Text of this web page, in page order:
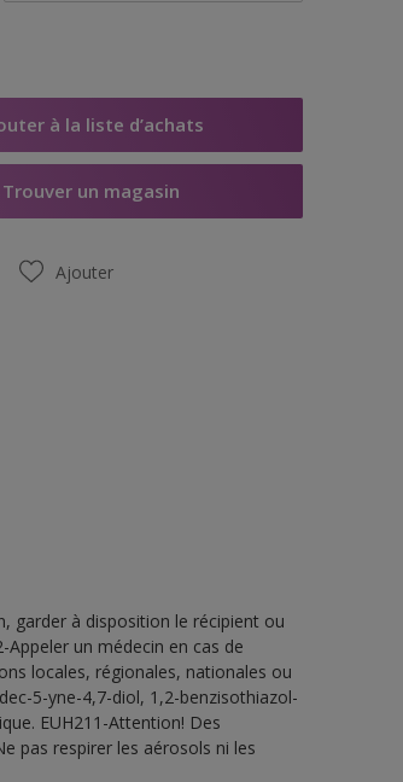
à la liste d’achats
Trouver un magasin
Ajouter
garder à disposition le récipient ou
un médecin en cas de
locales, régionales, nationales ou
5-yne-4,7-diol, 1,2-benzisothiazol-
EUH211-Attention! Des
pas respirer les aérosols ni les